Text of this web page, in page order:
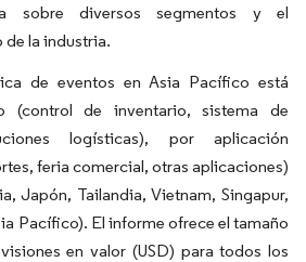
sobre diversos segmentos y el
la industria.
de eventos en Asia Pacífico está
(control de inventario, sistema de
logísticas), por aplicación
feria comercial, otras aplicaciones)
Japón, Tailandia, Vietnam, Singapur,
Pacífico). El informe ofrece el tamaño
en valor (USD) para todos los